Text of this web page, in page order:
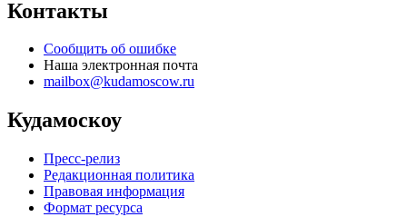
Контакты
Сообщить об ошибке
Наша электронная почта
mailbox@kudamoscow.ru
Кудамоскоу
Пресс-релиз
Редакционная политика
Правовая информация
Формат ресурса